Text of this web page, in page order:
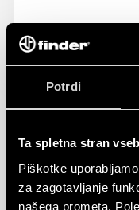
Potrdi
Ta spletna stran
Piškotke
za zagotavljanje
našega prometa.